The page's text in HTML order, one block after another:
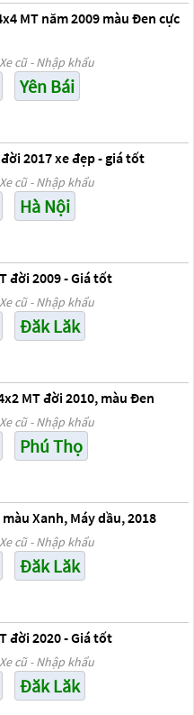
MT năm 2009 màu Đen cực
cũ - Nhập khẩu
Yên Bái
2017 xe đẹp - giá tốt
cũ - Nhập khẩu
Hà Nội
đời 2009 - Giá tốt
cũ - Nhập khẩu
Đăk Lăk
MT đời 2010, màu Đen
cũ - Nhập khẩu
Phú Thọ
Xanh, Máy dầu, 2018
cũ - Nhập khẩu
Đăk Lăk
đời 2020 - Giá tốt
cũ - Nhập khẩu
Đăk Lăk